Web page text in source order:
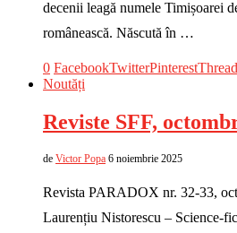
decenii leagă numele Timișoarei
românească. Născută în …
0 FacebookTwitterPinterest
Noutăți
Reviste SFF,
de Victor Popa 6 noiembrie 2025
Revista PARADOX nr. 32-33,
Laurențiu Nistorescu – Science-